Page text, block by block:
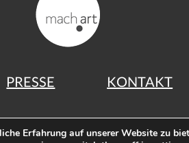
PRESSE KONTAKT
Bürgerverein e.V. ©
Erfahrung auf unserer Website zu